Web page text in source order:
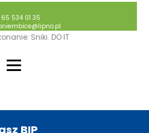
534 01 35
Sniki. DO IT
BIP